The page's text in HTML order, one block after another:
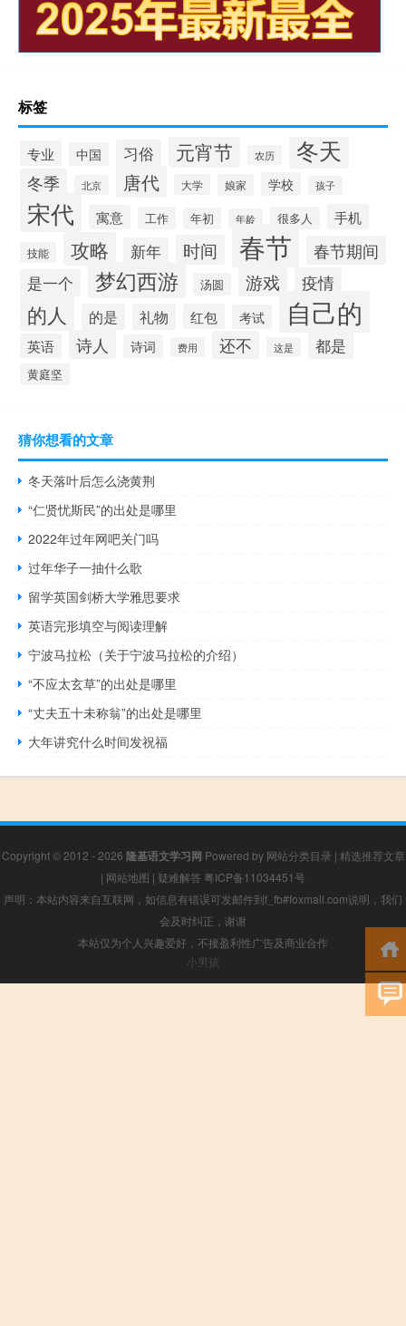
标签
专业 中国 习俗 元宵节 农历 冬天
冬季 北京 唐代 大学 娘家 学校 孩子
宋代 寓意 工作 年初 年龄 很多人 手机
技能 攻略 新年 时间 春节 春节期间
是一个 梦幻西游 汤圆 游戏 疫情
的人 的是 礼物 红包 考试 自己的
英语 诗人 诗词 费用 还不 这是 都是
黄庭坚
猜你想看的文章
冬天落叶后怎么浇黄荆
“仁贤忧斯民”的出处是哪里
2022年过年网吧关门吗
过年华子一抽什么歌
留学英国剑桥大学雅思要求
英语完形填空与阅读理解
宁波马拉松（关于宁波马拉松的介绍）
“不应太玄草”的出处是哪里
“丈夫五十未称翁”的出处是哪里
大年讲究什么时间发祝福
Copyright © 2012 - 2026 隆基语文学习网 Powered by 网站分类目录 | 精选推荐文章
| 网站地图 | 疑难解答 粤ICP备11034451号
声明：本站内容来自互联网，如信息有错误可发邮件到f_fb#foxmail.com说明，我们
会及时纠正，谢谢
本站仅为个人兴趣爱好，不接盈利性广告及商业合作
小男孩